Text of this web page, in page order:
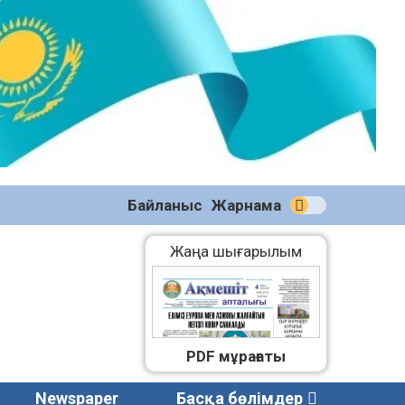
Байланыс Жарнама
Жаңа шығарылым
(2270)
04.08.2026
PDF мұрағаты
Newspaper Басқа бөлімдер